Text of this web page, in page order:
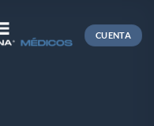
CUENTA